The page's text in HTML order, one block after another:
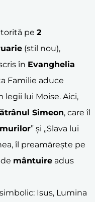
pe 2
(stil nou),
în Evanghelia
Familie aduce
legii lui Moise. Aici,
Simeon, care îl
” și „Slava lui
îl preamărește pe
mântuire adus
Isus, Lumina